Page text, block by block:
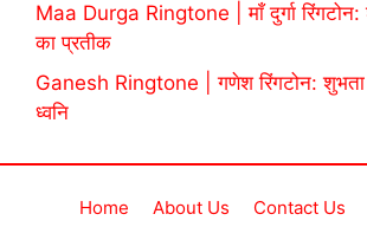
Maa Durga Ringtone | माँ दुर्गा
का प्रतीक
Ganesh Ringtone | गणेश रिंगटोन:
ध्वनि
Home About Us Contact Us